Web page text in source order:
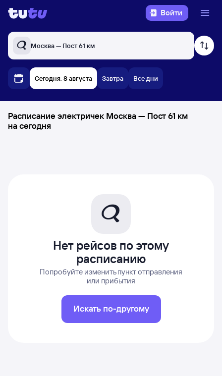
Войти
Москва — Пост 61 км
Сегодня, 8 августа Завтра Все дни
Расписание электричек Москва — Пост 61 км
на сегодня
Нет рейсов по этому
расписанию
Попробуйте изменить пункт отправления
или прибытия
Искать по-другому